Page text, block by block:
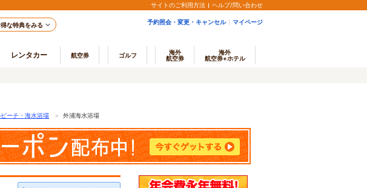
サイトのご利用方法 ヘルプ/問い合わせ
得な特典をみる 予約照会・変更・キャンセル マイページ
レンタカー 航空券 ゴルフ
海外
航空券
海外
航空券+ホテル
ーチ・海水浴場 ＞ 外浦海水浴場